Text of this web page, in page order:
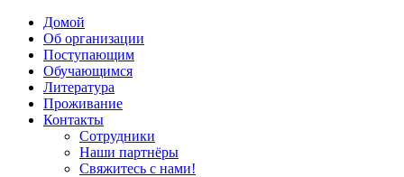
Домой
Об организации
Поступающим
Обучающимся
Литература
Проживание
Контакты
Сотрудники
Наши партнёры
Свяжитесь с нами!